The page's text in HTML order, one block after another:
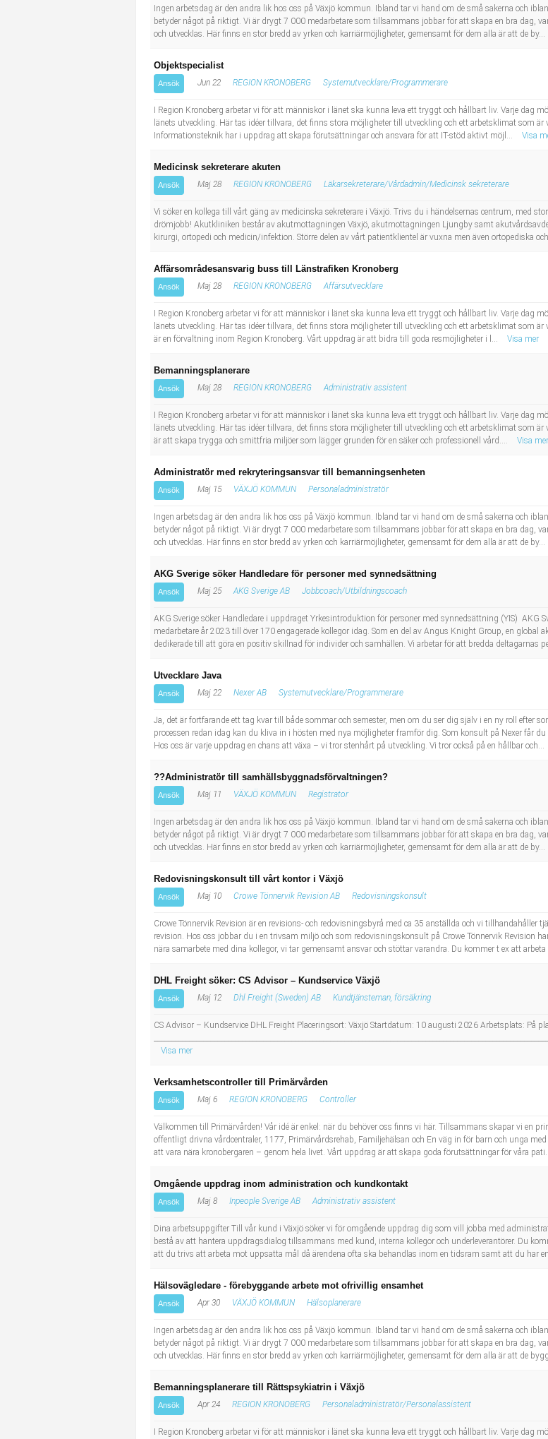
Ingen arbetsdag är den andra lik hos oss på Växjö kommun. Ibland tar vi hand om de små sakerna och
betyder något på riktigt. Vi är drygt 7 000 medarbetare som tillsammans jobbar för att skapa en bra dag,
och utvecklas. Här finns en stor bredd av yrken och karriärmöjligheter, gemensamt för dem alla är att de by...
Objektspecialist
Ansök Jun 22 REGION KRONOBERG Systemutvecklare/Programmerare
I Region Kronoberg arbetar vi för att människor i länet ska kunna leva ett tryggt och hållbart liv. Varje dag
länets utveckling. Här tas idéer tillvara, det finns stora möjligheter till utveckling och ett arbetsklimat som
Informationsteknik har i uppdrag att skapa förutsättningar och ansvara för att IT-stöd aktivt möjl...
Visa
Medicinsk sekreterare akuten
Ansök Maj 28 REGION KRONOBERG Läkarsekreterare/Vårdadmin/Medicinsk sekreterare
Vi söker en kollega till vårt gäng av medicinska sekreterare i Växjö. Trivs du i händelsernas centrum, med
drömjobb! Akutkliniken består av akutmottagningen Växjö, akutmottagningen Ljungby samt
kirurgi, ortopedi och medicin/infektion. Större delen av vårt patientklientel är vuxna men även ortopediska
Affärsområdesansvarig buss till Länstrafiken Kronoberg
Ansök Maj 28 REGION KRONOBERG Affärsutvecklare
I Region Kronoberg arbetar vi för att människor i länet ska kunna leva ett tryggt och hållbart liv. Varje dag
länets utveckling. Här tas idéer tillvara, det finns stora möjligheter till utveckling och ett arbetsklimat som
är en förvaltning inom Region Kronoberg. Vårt uppdrag är att bidra till goda resmöjligheter i l...
Visa mer
Bemanningsplanerare
Ansök Maj 28 REGION KRONOBERG Administrativ assistent
I Region Kronoberg arbetar vi för att människor i länet ska kunna leva ett tryggt och hållbart liv. Varje dag
länets utveckling. Här tas idéer tillvara, det finns stora möjligheter till utveckling och ett arbetsklimat som
är att skapa trygga och smittfria miljöer som lägger grunden för en säker och professionell vård....
Visa mer
Administratör med rekryteringsansvar till bemanningsenheten
Ansök Maj 15 VÄXJÖ KOMMUN Personaladministratör
Ingen arbetsdag är den andra lik hos oss på Växjö kommun. Ibland tar vi hand om de små sakerna och
betyder något på riktigt. Vi är drygt 7 000 medarbetare som tillsammans jobbar för att skapa en bra dag,
och utvecklas. Här finns en stor bredd av yrken och karriärmöjligheter, gemensamt för dem alla är att de by...
AKG Sverige söker Handledare för personer med synnedsättning
Ansök Maj 25 AKG Sverige AB Jobbcoach/Utbildningscoach
AKG Sverige söker Handledare i uppdraget Yrkesintroduktion för personer med synnedsättning (YIS)
medarbetare år 2023 till över 170 engagerade kollegor idag. Som en del av Angus Knight Group, en
dedikerade till att göra en positiv skillnad för individer och samhällen. Vi arbetar för att bredda deltagarnas
Utvecklare Java
Ansök Maj 22 Nexer AB Systemutvecklare/Programmerare
Ja, det är fortfarande ett tag kvar till både sommar och semester, men om du ser dig själv i en ny roll efter
processen redan idag kan du kliva in i hösten med nya möjligheter framför dig. Som konsult på Nexer får
Hos oss är varje uppdrag en chans att växa – vi tror stenhårt på utveckling. Vi tror också på en hållbar och...
??Administratör till samhällsbyggnadsförvaltningen?
Ansök Maj 11 VÄXJÖ KOMMUN Registrator
Ingen arbetsdag är den andra lik hos oss på Växjö kommun. Ibland tar vi hand om de små sakerna och
betyder något på riktigt. Vi är drygt 7 000 medarbetare som tillsammans jobbar för att skapa en bra dag,
och utvecklas. Här finns en stor bredd av yrken och karriärmöjligheter, gemensamt för dem alla är att de by...
Redovisningskonsult till vårt kontor i Växjö
Ansök Maj 10 Crowe Tönnervik Revision AB Redovisningskonsult
Crowe Tönnervik Revision är en revisions- och redovisningsbyrå med ca 35 anställda och vi
revision. Hos oss jobbar du i en trivsam miljö och som redovisningskonsult på Crowe Tönnervik Revision
nära samarbete med dina kollegor, vi tar gemensamt ansvar och stöttar varandra. Du kommer t ex att arbeta
DHL Freight söker: CS Advisor – Kundservice Växjö
Ansök Maj 12 Dhl Freight (Sweden) AB Kundtjänsteman, försäkring
CS Advisor – Kundservice DHL Freight Placeringsort: Växjö Startdatum: 10 augusti 2026 Arbetsplats: På
Visa mer
Verksamhetscontroller till Primärvården
Ansök Maj 6 REGION KRONOBERG Controller
Välkommen till Primärvården! Vår idé är enkel: när du behöver oss finns vi här. Tillsammans skapar vi en
offentligt drivna vårdcentraler, 1177, Primärvårdsrehab, Familjehälsan och En väg in för barn och unga
att vara nära kronobergaren – genom hela livet. Vårt uppdrag är att skapa goda förutsättningar för våra
Omgående uppdrag inom administration och kundkontakt
Ansök Maj 8 Inpeople Sverige AB Administrativ assistent
Dina arbetsuppgifter Till vår kund i Växjö söker vi för omgående uppdrag dig som vill jobba med
bestå av att hantera uppdragsdialog tillsammans med kund, interna kollegor och underleverantörer. Du
att du trivs att arbeta mot uppsatta mål då ärendena ofta ska behandlas inom en tidsram samt att du har
Hälsovägledare - förebyggande arbete mot ofrivillig ensamhet
Ansök Apr 30 VÄXJÖ KOMMUN Hälsoplanerare
Ingen arbetsdag är den andra lik hos oss på Växjö kommun. Ibland tar vi hand om de små sakerna och
betyder något på riktigt. Vi är drygt 7 000 medarbetare som tillsammans jobbar för att skapa en bra dag,
och utvecklas. Här finns en stor bredd av yrken och karriärmöjligheter, gemensamt för dem alla är att de
Bemanningsplanerare till Rättspsykiatrin i Växjö
Ansök Apr 24 REGION KRONOBERG Personaladministratör/Personalassistent
I Region Kronoberg arbetar vi för att människor i länet ska kunna leva ett tryggt och hållbart liv. Varje dag